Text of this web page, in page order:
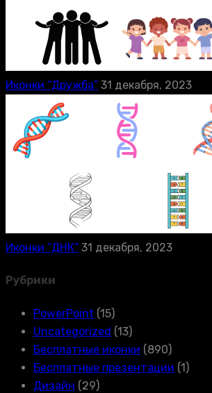
Иконки “Дружба” 31 декабря, 2023
Иконки “ДНК” 31 декабря, 2023
Рубрики
PowerPoint (15)
Uncategorized (13)
Бесплатные иконки (890)
Бесплатные презентации (1)
Дизайн (29)